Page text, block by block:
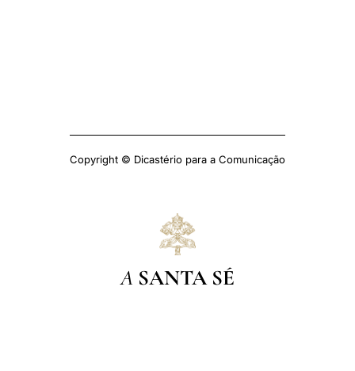
Copyright © Dicastério para a Comunicação
A SANTA SÉ